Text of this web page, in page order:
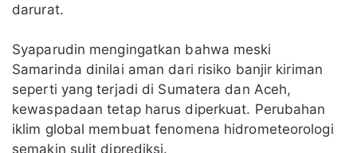
darurat.
Syaparudin mengingatkan bahwa meski
Samarinda dinilai aman dari risiko banjir kiriman
seperti yang terjadi di Sumatera dan Aceh,
kewaspadaan tetap harus diperkuat. Perubahan
iklim global membuat fenomena hidrometeorologi
semakin sulit diprediksi.